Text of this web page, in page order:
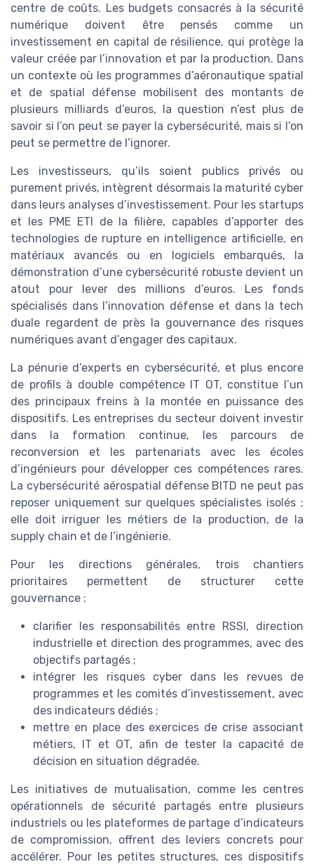
centre de coûts. Les budgets consacrés à la sécurité
numérique doivent être pensés comme un
investissement en capital de résilience, qui protège la
valeur créée par l’innovation et par la production. Dans
un contexte où les programmes d’aéronautique spatial
et de spatial défense mobilisent des montants de
plusieurs milliards d’euros, la question n’est plus de
savoir si l’on peut se payer la cybersécurité, mais si l’on
peut se permettre de l’ignorer.
Les investisseurs, qu’ils soient publics privés ou
purement privés, intègrent désormais la maturité cyber
dans leurs analyses d’investissement. Pour les startups
et les PME ETI de la filière, capables d’apporter des
technologies de rupture en intelligence artificielle, en
matériaux avancés ou en logiciels embarqués, la
démonstration d’une cybersécurité robuste devient un
atout pour lever des millions d’euros. Les fonds
spécialisés dans l’innovation défense et dans la tech
duale regardent de près la gouvernance des risques
numériques avant d’engager des capitaux.
La pénurie d’experts en cybersécurité, et plus encore
de profils à double compétence IT OT, constitue l’un
des principaux freins à la montée en puissance des
dispositifs. Les entreprises du secteur doivent investir
dans la formation continue, les parcours de
reconversion et les partenariats avec les écoles
d’ingénieurs pour développer ces compétences rares.
La cybersécurité aérospatial défense BITD ne peut pas
reposer uniquement sur quelques spécialistes isolés ;
elle doit irriguer les métiers de la production, de la
supply chain et de l’ingénierie.
Pour les directions générales, trois chantiers
prioritaires permettent de structurer cette
gouvernance :
clarifier les responsabilités entre RSSI, direction
industrielle et direction des programmes, avec des
objectifs partagés ;
intégrer les risques cyber dans les revues de
programmes et les comités d’investissement, avec
des indicateurs dédiés ;
mettre en place des exercices de crise associant
métiers, IT et OT, afin de tester la capacité de
décision en situation dégradée.
Les initiatives de mutualisation, comme les centres
opérationnels de sécurité partagés entre plusieurs
industriels ou les plateformes de partage d’indicateurs
de compromission, offrent des leviers concrets pour
accélérer. Pour les petites structures, ces dispositifs